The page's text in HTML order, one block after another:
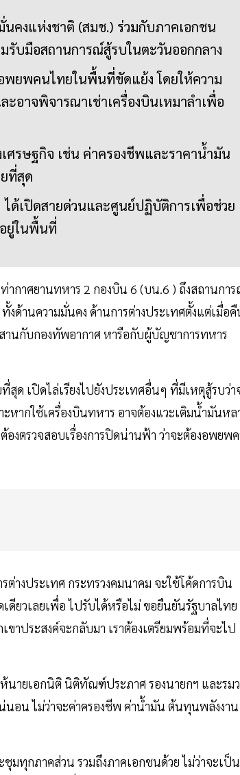
คงแห่งชาติ (สมช.) ร่วมกับภาคเอกชน
รับมือสถานการณ์สู้รบในตะวันออกกลาง
พยพคนไทยในพื้นที่ขัดแย้ง โดยให้ความ
อาจพิจารณาเช่าเครื่องบินเหมาลำเพื่อ
ศรษฐกิจ เช่น ค่าครองชีพและราคาน้ำมัน
ที่สุด
ด้เปิดสายด่วนและศูนย์ปฏิบัติการเพื่อช่วย
ยู่ในพื้นที่
กาศยานทหาร 2 กองบิน 6 (บน.6 ) ถึงสถานกา
งด้านความมั่นคง ด้านการต่างประเทศตั้งแต่เมื่อ
านกับกองทัพอากาศ หารือกับผู้บัญชาการทหาร
เปิดไล่เรียงไปยังประเทศอื่นๆ ที่มีเหตุสู้รบว่า
หากใช้เครื่องบินทหาร อาจต้องแวะเติมน้ำมันหล
องตรวจสอบเรื่องการปิดน่านฟ้า ว่าจะต้องอพยพ
างประเทศ กระทรวงคมนาคม จะใช้โค้ดการบิน
ดียวเลยเพื่อ ไปรับได้หรือไม่ ขอยืนยันรัฐบาลไทย
าประสงค์จะกลับมา เราต้องเตรียมพร้อมที่จะไป
นายเอกนิติ นิติทัณฑ์ประภาศ รองนายกฯ และรมว
นอน ไม่ว่าจะค่าครองชีพ ค่าน้ำมัน ต้นทุนพลังงาน
มทุกภาคส่วน รวมถึงภาคเอกชนด้วย ไม่ว่าจะเป็น